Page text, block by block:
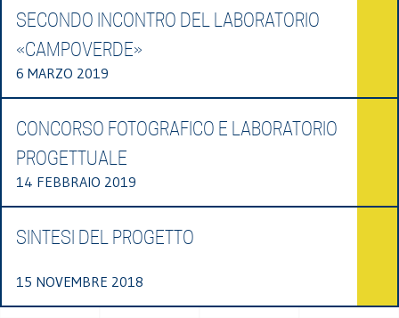
SECONDO INCONTRO DEL LABORATORIO
«CAMPOVERDE»
6 MARZO 2019
CONCORSO FOTOGRAFICO E LABORATORIO
PROGETTUALE
14 FEBBRAIO 2019
SINTESI DEL PROGETTO
15 NOVEMBRE 2018